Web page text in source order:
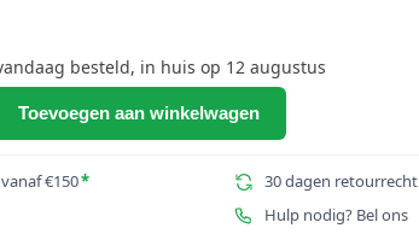
besteld, in huis op 12 augustus
Toevoegen aan winkelwagen
€150*
30 dagen retourrecht
Hulp nodig? Bel ons